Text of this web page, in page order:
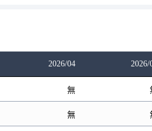
2026/04 2026/
無
無